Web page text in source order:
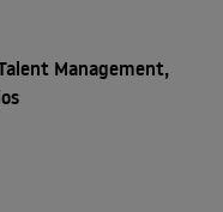
Management,